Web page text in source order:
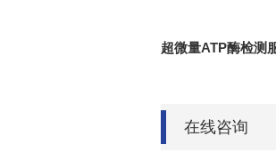
超微量ATP酶检测
在线咨询